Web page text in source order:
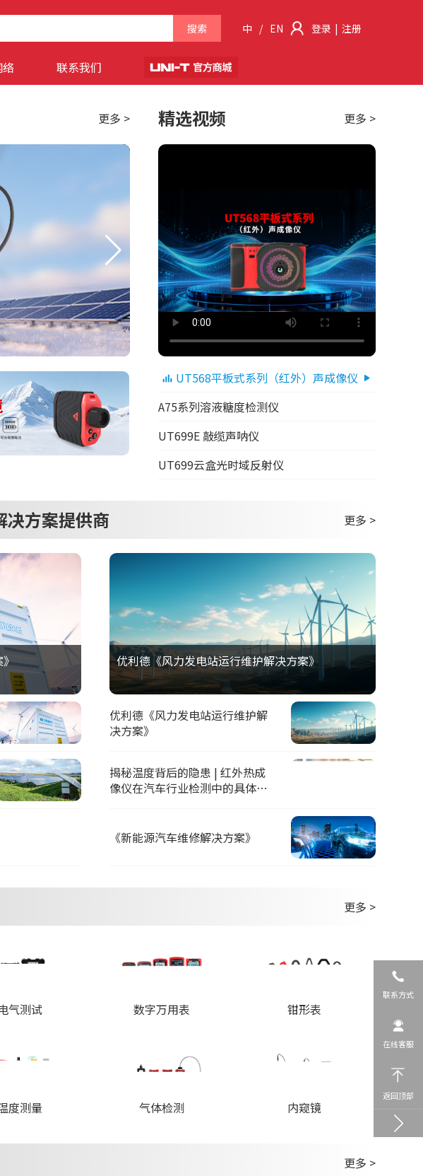
搜索 中 / EN 登录 | 注册
联系我们
更多 > 精选视频 更多 >
UT568平板式系列（红外）声成像仪
A75系列溶液糖度检测仪
UT699E 敲缆声呐仪
UT699云盒光时域反射仪
决方案提供商 更多 >
》 优利德《风力发电站运行维护解决方案》
优利德《风力发电站运行维护解
决方案》
揭秘温度背后的隐患 | 红外热成
像仪在汽车行业检测中的具体应
《新能源汽车维修解决方案》
更多 >
气测试 数字万用表 钳形表
度测量 气体检测 内窥镜
更多 >
联系方式
在线客服
返回顶部